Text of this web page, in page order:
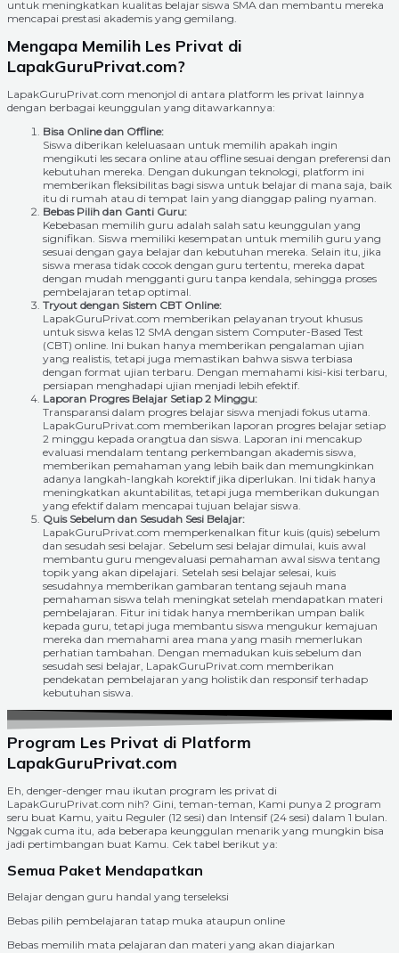
untuk meningkatkan kualitas belajar siswa SMA dan membantu mereka
mencapai prestasi akademis yang gemilang.
Mengapa Memilih Les Privat di
LapakGuruPrivat.com?
LapakGuruPrivat.com menonjol di antara platform les privat lainnya
dengan berbagai keunggulan yang ditawarkannya:
Bisa Online dan Offline:
Siswa diberikan keleluasaan untuk memilih apakah ingin
mengikuti les secara online atau offline sesuai dengan preferensi dan
kebutuhan mereka. Dengan dukungan teknologi, platform ini
memberikan fleksibilitas bagi siswa untuk belajar di mana saja, baik
itu di rumah atau di tempat lain yang dianggap paling nyaman.
Bebas Pilih dan Ganti Guru:
Kebebasan memilih guru adalah salah satu keunggulan yang
signifikan. Siswa memiliki kesempatan untuk memilih guru yang
sesuai dengan gaya belajar dan kebutuhan mereka. Selain itu, jika
siswa merasa tidak cocok dengan guru tertentu, mereka dapat
dengan mudah mengganti guru tanpa kendala, sehingga proses
pembelajaran tetap optimal.
Tryout dengan Sistem CBT Online:
LapakGuruPrivat.com memberikan pelayanan tryout khusus
untuk siswa kelas 12 SMA dengan sistem Computer-Based Test
(CBT) online. Ini bukan hanya memberikan pengalaman ujian
yang realistis, tetapi juga memastikan bahwa siswa terbiasa
dengan format ujian terbaru. Dengan memahami kisi-kisi terbaru,
persiapan menghadapi ujian menjadi lebih efektif.
Laporan Progres Belajar Setiap 2 Minggu:
Transparansi dalam progres belajar siswa menjadi fokus utama.
LapakGuruPrivat.com memberikan laporan progres belajar setiap
2 minggu kepada orangtua dan siswa. Laporan ini mencakup
evaluasi mendalam tentang perkembangan akademis siswa,
memberikan pemahaman yang lebih baik dan memungkinkan
adanya langkah-langkah korektif jika diperlukan. Ini tidak hanya
meningkatkan akuntabilitas, tetapi juga memberikan dukungan
yang efektif dalam mencapai tujuan belajar siswa.
Quis Sebelum dan Sesudah Sesi Belajar:
LapakGuruPrivat.com memperkenalkan fitur kuis (quis) sebelum
dan sesudah sesi belajar. Sebelum sesi belajar dimulai, kuis awal
membantu guru mengevaluasi pemahaman awal siswa tentang
topik yang akan dipelajari. Setelah sesi belajar selesai, kuis
sesudahnya memberikan gambaran tentang sejauh mana
pemahaman siswa telah meningkat setelah mendapatkan materi
pembelajaran. Fitur ini tidak hanya memberikan umpan balik
kepada guru, tetapi juga membantu siswa mengukur kemajuan
mereka dan memahami area mana yang masih memerlukan
perhatian tambahan. Dengan memadukan kuis sebelum dan
sesudah sesi belajar, LapakGuruPrivat.com memberikan
pendekatan pembelajaran yang holistik dan responsif terhadap
kebutuhan siswa.
Program Les Privat di Platform
LapakGuruPrivat.com
Eh, denger-denger mau ikutan program les privat di
LapakGuruPrivat.com nih? Gini, teman-teman, Kami punya 2 program
seru buat Kamu, yaitu Reguler (12 sesi) dan Intensif (24 sesi) dalam 1 bulan.
Nggak cuma itu, ada beberapa keunggulan menarik yang mungkin bisa
jadi pertimbangan buat Kamu. Cek tabel berikut ya:
Semua Paket Mendapatkan
Belajar dengan guru handal yang terseleksi
Bebas pilih pembelajaran tatap muka ataupun online
Bebas memilih mata pelajaran dan materi yang akan diajarkan